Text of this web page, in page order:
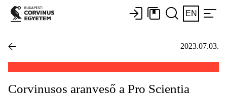
EN
2023.07.03.
Corvinusos aranyeső a Pro Scientia